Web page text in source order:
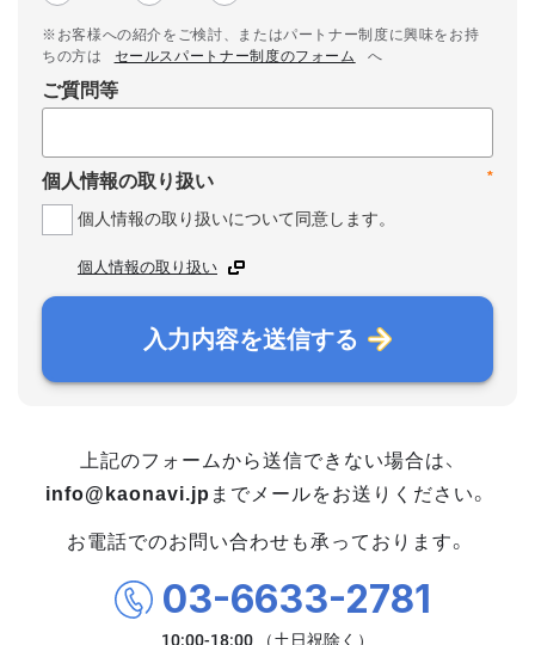
※お客様への紹介をご検討、またはパートナー制度に興味をお持
ちの方は
セールスパートナー制度のフォーム へ
ご質問等
*
個人情報の取り扱い
個人情報の取り扱いについて同意します。
個人情報の取り扱い
入力内容を送信する
上記のフォームから送信できない場合は、
info@kaonavi.jp までメールをお送りください。
お電話でのお問い合わせも承っております。
03-6633-2781